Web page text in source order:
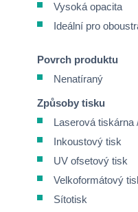
Vysoká opacita
Ideální pro
Povrch produktu
Nenatíraný
Způsoby tisku
Laserová tiskárna
Inkoustový tisk
UV ofsetový tisk
Velkoformátový
Sítotisk